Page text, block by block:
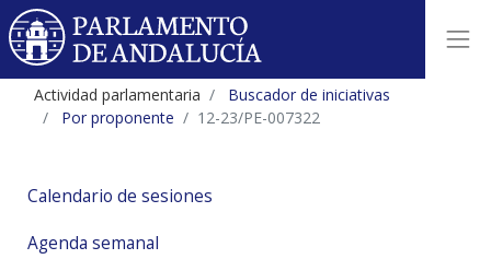
Actividad parlamentaria
Buscador de iniciativas
Por proponente
12-23/PE-007322
Calendario de sesiones
Agenda semanal